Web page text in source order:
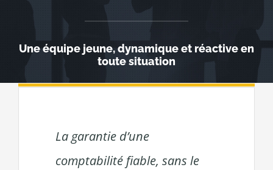
Une équipe jeune, dynamique et réactive en
toute situation
La garantie d’une
comptabilité fiable, sans le